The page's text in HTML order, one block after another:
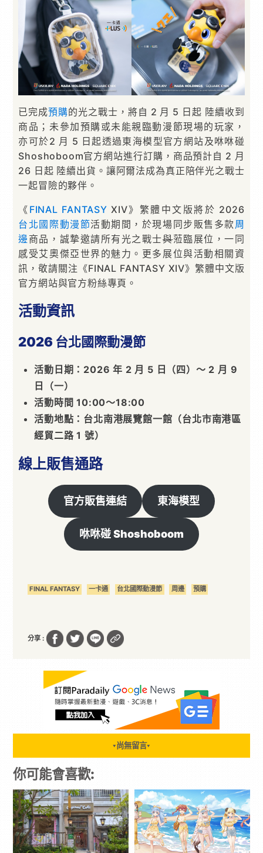
已完成預購的光之戰士，將自 2 月 5 日起 陸續收到
商品；未參加預購或未能親臨動漫節現場的玩家，
亦可於2 月 5 日起透過東海模型官方網站及咻咻碰
Shoshoboom官方網站進行訂購，商品預計自 2 月
26 日起 陸續出貨。讓阿爾法成為真正陪伴光之戰士
一起冒險的夥伴。
《 FINAL FANTASY XIV》繁體中文版將於 2026
台北國際動漫節活動期間，於現場同步販售多款 周
邊 商品，誠摯邀請所有光之戰士與蒞臨展位，一同
感受艾奧傑亞世界的魅力。更多展位與活動相關資
訊，敬請關注《FINAL FANTASY XIV》繁體中文版
官方網站與官方粉絲專頁。
活動資訊
2026 台北國際動漫節
活動日期：2026 年 2 月 5 日（四）～ 2 月 9
日（一）
活動時間 10:00～18:00
活動地點：台北南港展覽館一館（台北市南港區
經貿二路 1 號）
線上販售通路
官方販售連結 東海模型
咻咻碰 Shoshoboom
FINAL FANTASY 一卡通 台北國際動漫節 周邊 預購
分享 :
▼ 尚無留言▼
你可能會喜歡: